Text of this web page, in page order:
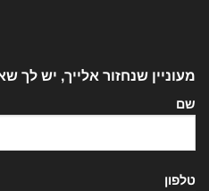
מעוניין שנחזור אלייך, יש לך
שם
טלפון